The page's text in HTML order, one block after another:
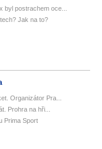
postrachem oce...
Jak na to?
Organizátor Pra...
Prohra na hři...
Prima Sport